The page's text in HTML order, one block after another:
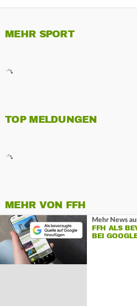
MEHR SPORT
TOP MELDUNGEN
MEHR VON FFH
Mehr News
FFH ALS
BEI